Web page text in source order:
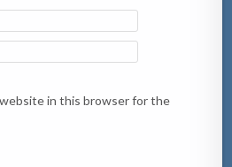
website in this browser for the